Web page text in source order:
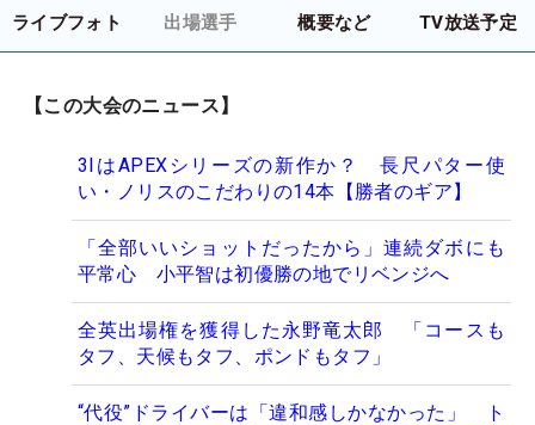
ライブフォト 出場選手 概要など TV放送予定
【この大会のニュース】
3IはAPEXシリーズの新作か？ 長尺パター使
い・ノリスのこだわりの14本【勝者のギア】
「全部いいショットだったから」連続ダボにも
平常心 小平智は初優勝の地でリベンジへ
全英出場権を獲得した永野竜太郎 「コースも
タフ、天候もタフ、ポンドもタフ」
“代役”ドライバーは「違和感しかなかった」 ト